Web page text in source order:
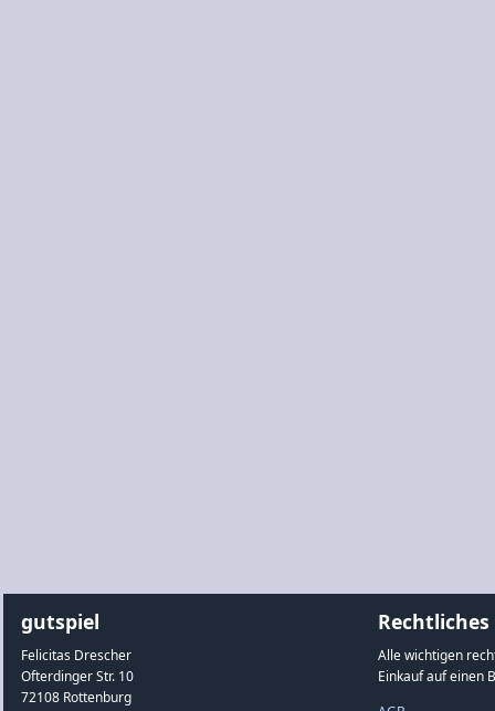
gutspiel
Felicitas Drescher
Ofterdinger Str. 10
72108 Rottenburg
Rechtliches
Alle wichtigen
Einkauf auf einen